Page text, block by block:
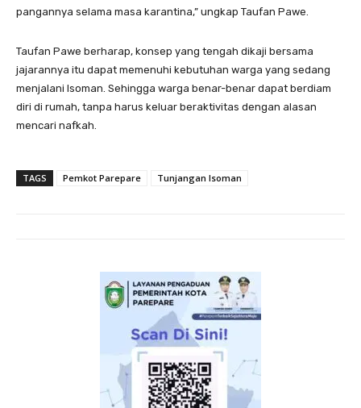
pangannya selama masa karantina,” ungkap Taufan Pawe.
Taufan Pawe berharap, konsep yang tengah dikaji bersama
jajarannya itu dapat memenuhi kebutuhan warga yang sedang
menjalani Isoman. Sehingga warga benar-benar dapat berdiam
diri di rumah, tanpa harus keluar beraktivitas dengan alasan
mencari nafkah.
TAGS Pemkot Parepare Tunjangan Isoman